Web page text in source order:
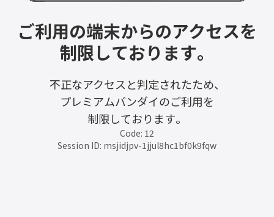
ご利用の端末からのアクセスを
制限しております。
不正なアクセスと判定されたため、
プレミアムバンダイのご利用を
制限しております。
Code: 12
Session ID: msjidjpv-1jjul8hc1bf0k9fqw